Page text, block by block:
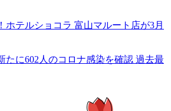
ホテルショコラ 富山マルート店が3月
たに602人のコロナ感染を確認 過去最